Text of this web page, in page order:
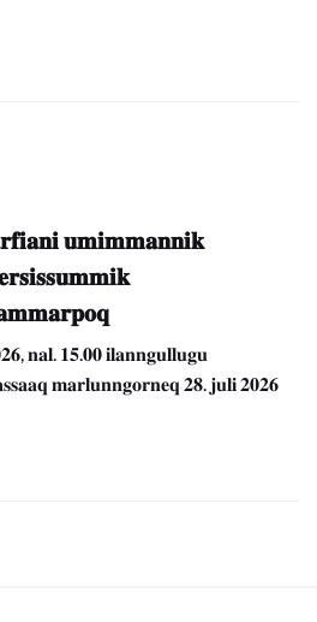
𝐮𝐦𝐢𝐦𝐦𝐚𝐧𝐧𝐢𝐤
𝐚𝐦𝐦𝐚𝐫𝐩𝐨𝐪
𝐧𝐚𝐥. 𝟏𝟓.𝟎𝟎 𝐢𝐥𝐚𝐧𝐧𝐠𝐮𝐥𝐥𝐮𝐠𝐮
𝐦𝐚𝐫𝐥𝐮𝐧𝐧𝐠𝐨𝐫𝐧𝐞𝐪 𝟐𝟖. 𝐣𝐮𝐥𝐢 𝟐𝟎𝟐𝟔